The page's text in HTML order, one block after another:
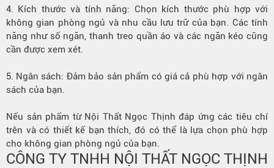
4. Kích thước và tính năng: Chọn kích thước phù hợp với
không gian phòng ngủ và nhu cầu lưu trữ của bạn. Các tính
năng như số ngăn, thanh treo quần áo và các ngăn kéo cũng
cần được xem xét.
5. Ngân sách: Đảm bảo sản phẩm có giá cả phù hợp với ngân
sách của bạn.
Nếu sản phẩm từ Nội Thất Ngọc Thịnh đáp ứng các tiêu chí
trên và có thiết kế bạn thích, đó có thể là lựa chọn phù hợp
cho không gian phòng ngủ của bạn.
CÔNG TY TNHH NỘI THẤT NGỌC THỊNH